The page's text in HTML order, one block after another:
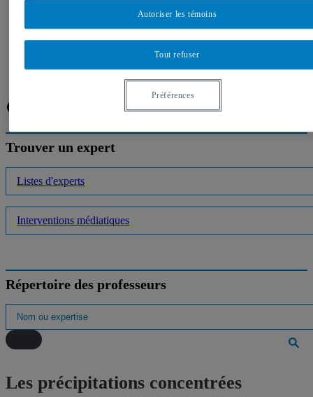
Autorisation de tournage
Facebook
Trouver un expert
Listes d'experts
Interventions médiatiques
Répertoire des professeurs
Les précipitations concentrées
Tout refuser
Autoriser les témoins
Préférences